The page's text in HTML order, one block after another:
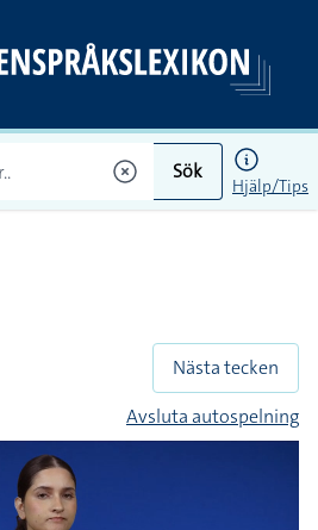
Sök
Hjälp/Tips
Nästa tecken
Avsluta autospelning